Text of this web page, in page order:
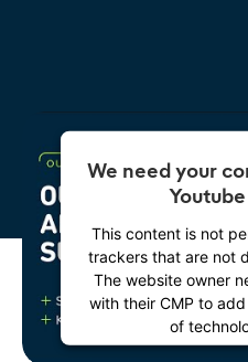
We need your
This content is not
trackers that are not
The website owner
with their CMP to
of